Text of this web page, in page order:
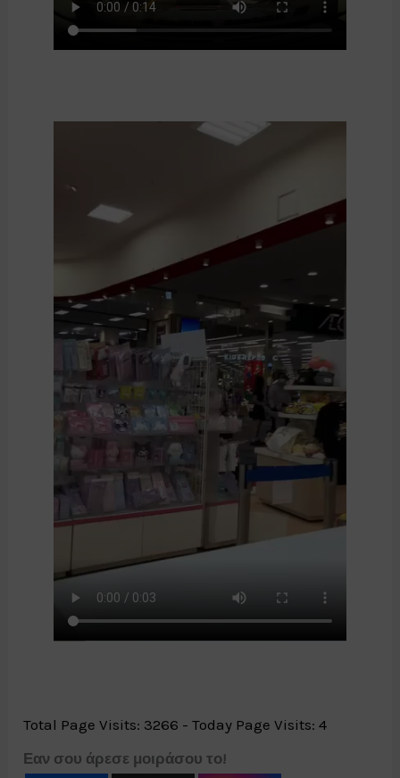
Total Page Visits: 3266 - Today Page Visits: 4
Εαν σου άρεσε μοιράσου το!